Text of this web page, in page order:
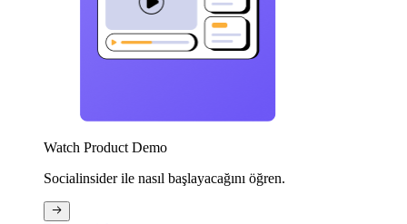
Watch Product Demo
Socialinsider ile nasıl başlayacağını öğren.